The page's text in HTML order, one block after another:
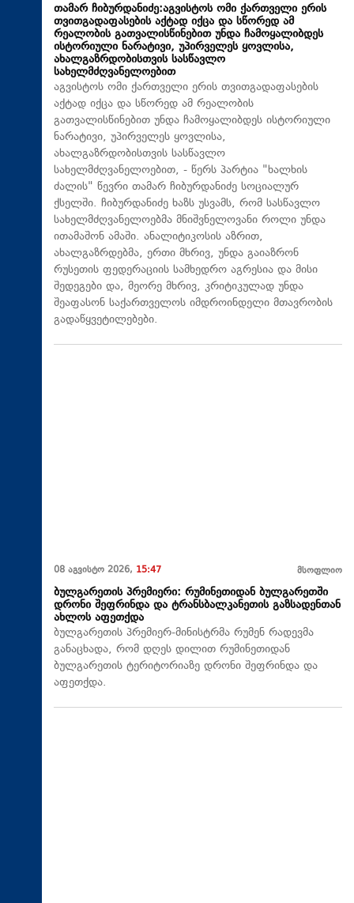
თამარ ჩიბურდანიძე:აგვისტოს ომი ქართველი ერის
თვითგადაფასების აქტად იქცა და სწორედ ამ
რეალობის გათვალისწინებით უნდა ჩამოყალიბდეს
ისტორიული ნარატივი, უპირველეს ყოვლისა,
ახალგაზრდობისთვის სასწავლო
სახელმძღვანელოებით
აგვისტოს ომი ქართველი ერის თვითგადაფასების
აქტად იქცა და სწორედ ამ რეალობის
გათვალისწინებით უნდა ჩამოყალიბდეს ისტორიული
ნარატივი, უპირველეს ყოვლისა,
ახალგაზრდობისთვის სასწავლო
სახელმძღვანელოებით, - წერს პარტია "ხალხის
ძალის" წევრი თამარ ჩიბურდანიძე სოციალურ
ქსელში. ჩიბურდანიძე ხაზს უსვამს, რომ სასწავლო
სახელმძღვანელოებმა მნიშვნელოვანი როლი უნდა
ითამაშონ ამაში. ანალიტიკოსის აზრით,
ახალგაზრდებმა, ერთი მხრივ, უნდა გაიაზრონ
რუსეთის ფედერაციის სამხედრო აგრესია და მისი
შედეგები და, მეორე მხრივ, კრიტიკულად უნდა
შეაფასონ საქართველოს იმდროინდელი მთავრობის
გადაწყვეტილებები.
08 აგვისტო 2026, 15:47 მსოფლიო
ბულგარეთის პრემიერი: რუმინეთიდან ბულგარეთში
დრონი შეფრინდა და ტრანსბალკანეთის გაზსადენთან
ახლოს აფეთქდა
ბულგარეთის პრემიერ-მინისტრმა რუმენ რადევმა
განაცხადა, რომ დღეს დილით რუმინეთიდან
ბულგარეთის ტერიტორიაზე დრონი შეფრინდა და
აფეთქდა.